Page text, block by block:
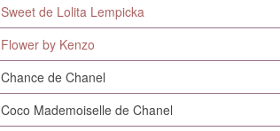
Sweet de Lolita Lempicka
Flower by Kenzo
Chance de Chanel
Coco Mademoiselle de Chanel